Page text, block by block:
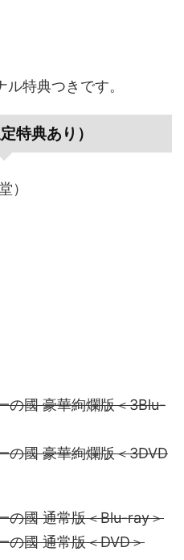
特典つきです。
特典あり）
）
の國 豪華絢爛版＜3Blu-
の國 豪華絢爛版＜3DVD
の國 通常版＜Blu-ray＞
の國 通常版＜DVD＞